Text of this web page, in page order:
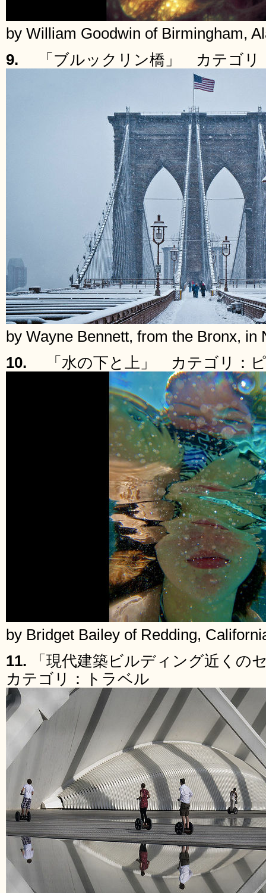
by William Goodwin of Birmingham,
9.
「ブルックリン橋」 カテゴリ
by Wayne Bennett, from the Bronx, in
10.
「水の下と上」 カテゴリ：
by Bridget Bailey of Redding,
11.
「現代建築ビルディング近く
カテゴリ：トラベル